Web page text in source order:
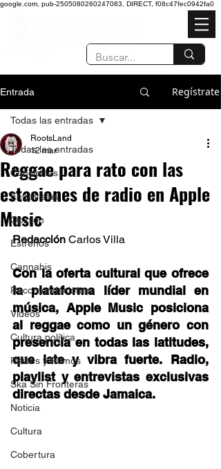
google.com, pub-2505080260247083, DIRECT, f08c47fec0942fa0
Entrada Regístrate
Todas las entradas
Conciertos
Entrevistas
Opinión
Estrenos
Cannabis
Recomendaciones
Videos
Cultura política
Raíces y Ritmos
Ska Sin Fronteras
Noticia
Cultura
Cobertura
Todas las entradas
Reggae para rato con las
estaciones de radio en Apple
Music
RootsLand
12 mar
Redacción Carlos Villa
Con la oferta cultural que ofrece
la plataforma líder mundial en
música, Apple Music posiciona
al reggae como un género con
presencia en todas las latitudes,
que late y vibra fuerte. Radio,
playlist y entrevistas exclusivas
directas desde Jamaica.